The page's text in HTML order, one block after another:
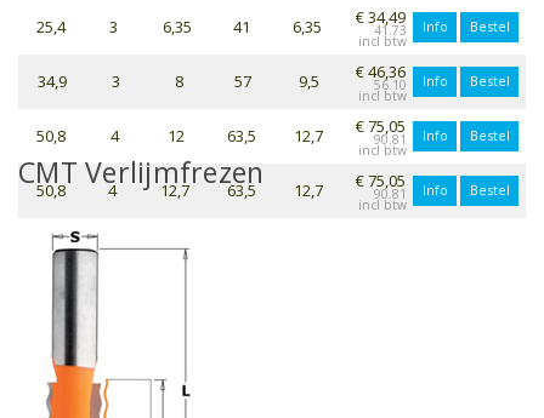
25,4
3 6,35 41 6,35 € 34,49
41.73 Info Bestel
34,9 3 8 57 9,5 € 46,36
56.10 Info Bestel
50,8 4 12 63,5 12,7 € 75,05
90.81 Info Bestel
50,8 4 12,7 63,5 12,7 € 75,05
90.81 Info Bestel
CMT Verlijmfrezen